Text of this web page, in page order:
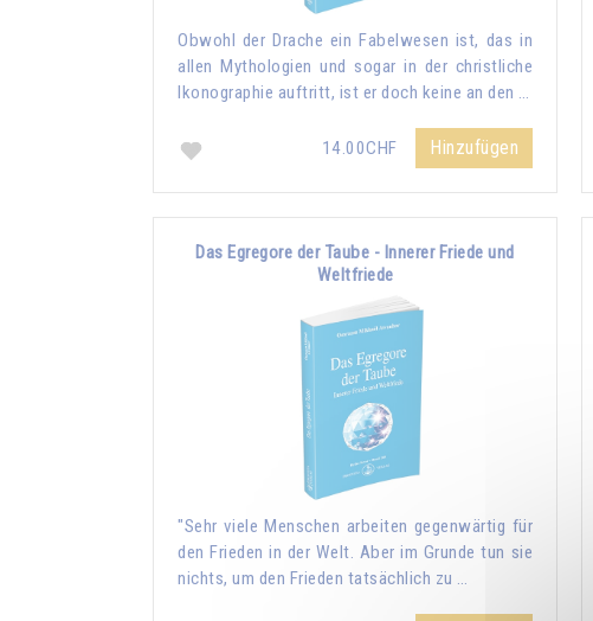
Obwohl der Drache ein Fabelwesen ist, das in
allen Mythologien und sogar in der christliche
Ikonographie auftritt, ist er doch keine an den …
14.00CHF Hinzufügen
Das Egregore der Taube - Innerer Friede und
Weltfriede
"Sehr viele Menschen arbeiten gegenwärtig für
den Frieden in der Welt. Aber im Grunde tun sie
nichts, um den Frieden tatsächlich zu …